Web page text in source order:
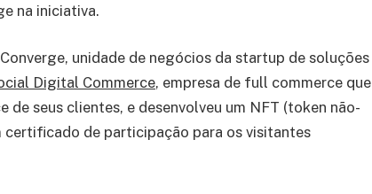
na iniciativa.
unidade de negócios da startup de soluções
Digital Commerce, empresa de full commerce que
seus clientes, e desenvolveu um NFT (token não-
de participação para os visitantes